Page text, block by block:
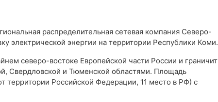
распределительная сетевая компания Северо-
электрической энергии на территории Республики Коми.
северо-востоке Европейской части России и граничит
Свердловской и Тюменской областями. Площадь
территории Российской Федерации, 11 место в РФ) с